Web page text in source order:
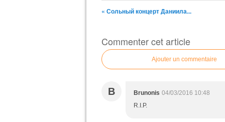
« Сольный концерт Даниила...
Commenter cet article
Ajouter un commentaire
B Brunonis 04/03/2016 10:48
R.I.P.